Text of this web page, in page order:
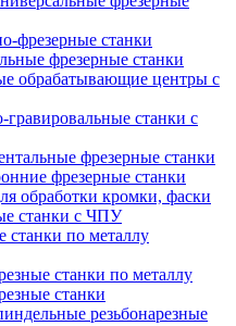
фрезерные станки
фрезерные станки
обрабатывающие центры с
гравировальные станки с
фрезерные станки
фрезерные станки
обработки кромки, фаски
станки с ЧПУ
станки по металлу
станки по металлу
станки
резьбонарезные